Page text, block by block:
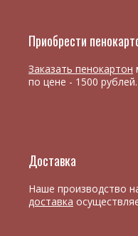
Приобрести
Заказать пенокартон
по цене - 1500 рублей.
Доставка
Наше производство
доставка